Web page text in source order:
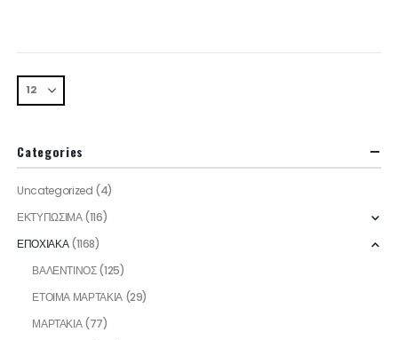
Categories
Uncategorized (4)
ΕΚΤΥΠΩΣΙΜΑ (116)
ΕΠΟΧΙΑΚΑ (1168)
ΒΑΛΕΝΤΙΝΟΣ(125)
ΕΤΟΙΜΑ ΜΑΡΤΑΚΙΑ (29)
ΜΑΡΤΑΚΙΑ (77)